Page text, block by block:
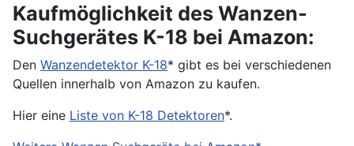
Kaufmöglichkeit des Wanzen-
Suchgerätes K-18 bei Amazon:
Den Wanzendetektor K-18* gibt es bei verschiedenen
Quellen innerhalb von Amazon zu kaufen.
Hier eine Liste von K-18 Detektoren*.